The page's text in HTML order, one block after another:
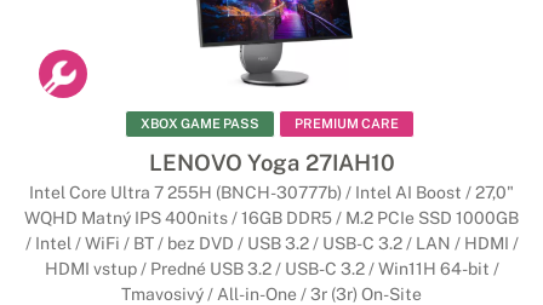
Počítače Lenovo All-in-One
Všestranný spoločník
Stolové počítače Lenovo ponúkajú funkcie, vďaka ktorým sa
jedná o priestorovo úsporné počítače so štýlovým
nielen v domácnosti.
Počítače Lenovo All-in-One s Copilot+
PC
XBOX GAME PASS PREMIUM CARE
LENOVO Yoga 27IAH10
Intel Core Ultra 7 255H (BNCH-30777b) / Intel AI Boost / 27,0"
WQHD Matný IPS 400nits / 16GB DDR5 / M.2 PCIe SSD 1000GB
/ Intel / WiFi / BT / bez DVD / USB 3.2 / USB-C 3.2 / LAN / HDMI /
HDMI vstup / Predné USB 3.2 / USB-C 3.2 / Win11H 64-bit /
Tmavosivý / All-in-One / 3r (3r) On-Site